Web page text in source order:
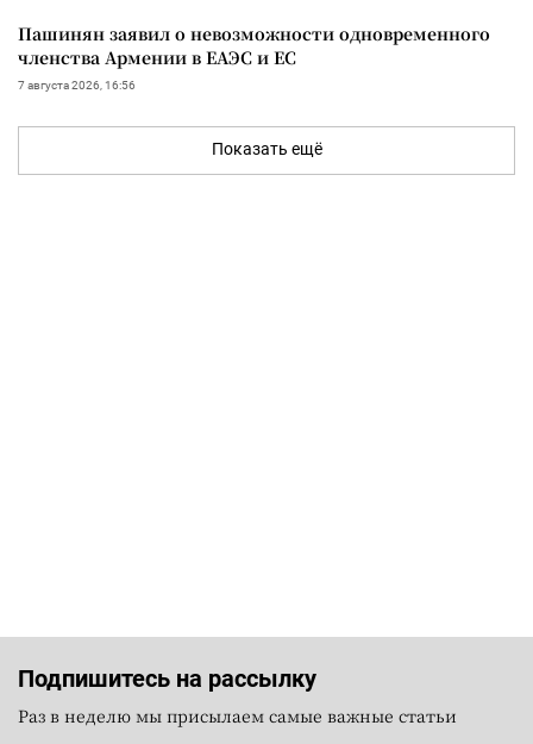
Пашинян заявил о невозможности одновременного
членства Армении в ЕАЭС и ЕС
7 августа 2026, 16:56
Показать ещё
Подпишитесь на рассылку
Раз в неделю мы присылаем самые важные статьи